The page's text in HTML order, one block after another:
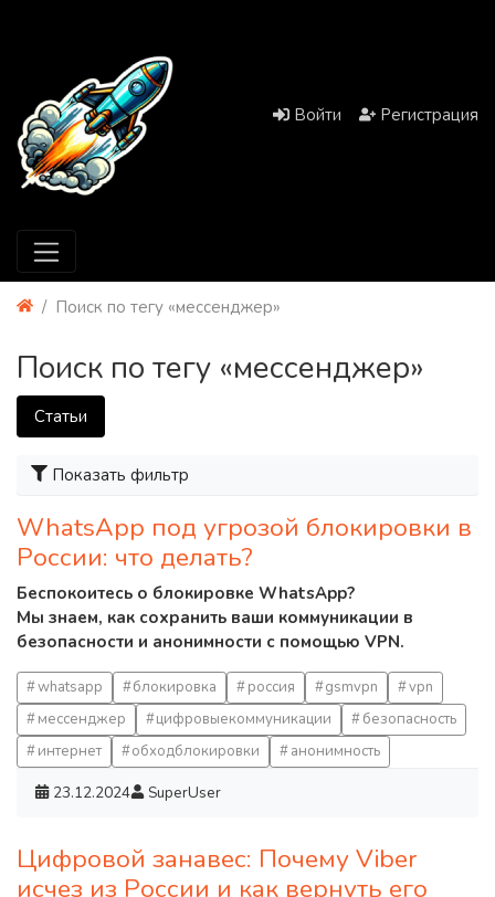
Войти Регистрация
Поиск по тегу «мессенджер»
Поиск по тегу «мессенджер»
Статьи
Показать фильтр
WhatsApp под угрозой блокировки в
России: что делать?
Беспокоитесь о блокировке WhatsApp?
Мы знаем, как сохранить ваши коммуникации в
безопасности и анонимности с помощью VPN.
whatsapp блокировка россия gsmvpn
vpn
мессенджер
цифровыекоммуникации
безопасность
интернет
обходблокировки анонимность
23.12.2024 SuperUser
Цифровой занавес: Почему Viber
исчез из России и как вернуть его